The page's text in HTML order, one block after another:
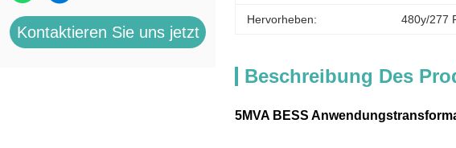
Kontaktieren Sie uns jetzt
Hervorheben: 480y/277
Beschreibung Des
5MVA BESS